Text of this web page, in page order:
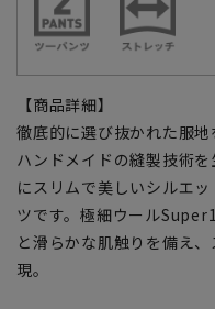
【商品詳細】
徹底的に選び抜かれた服
ハンドメイドの縫製技術
にスリムで美しいシルエ
ツです。極細ウール
と滑らかな肌触りを備え
現。